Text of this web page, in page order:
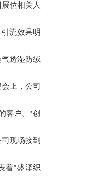
位相关人
流效果明
透湿防绒
上，公司
客户。"创
现场接到
着"盛泽织